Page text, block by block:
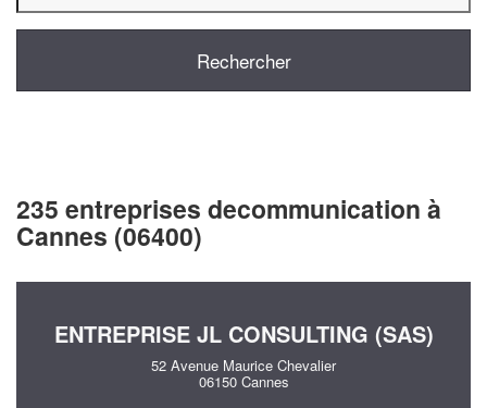
235 entreprises decommunication à
Cannes (06400)
ENTREPRISE JL CONSULTING (SAS)
52 Avenue Maurice Chevalier
06150 Cannes